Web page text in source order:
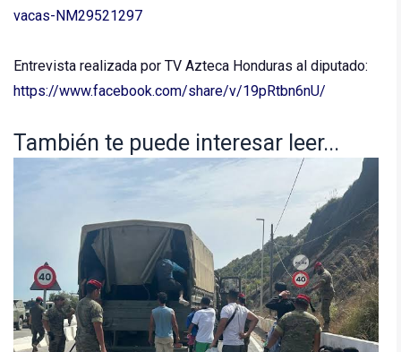
vacas-NM29521297
Entrevista realizada por TV Azteca Honduras al diputado:
https://www.facebook.com/share/v/19pRtbn6nU/
También te puede interesar leer...